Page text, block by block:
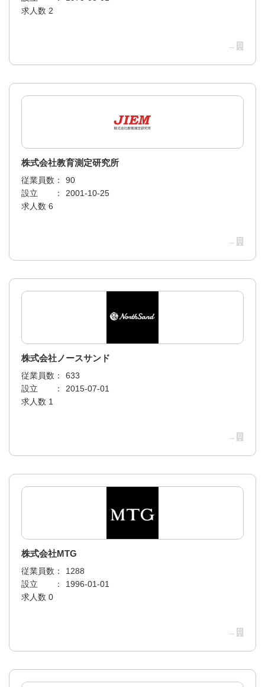
求人数 2
→
株式会社教育測定研究所
従業員数：
90
設立 ：
2001-10-25
求人数 6
→
株式会社ノースサンド
従業員数：
633
設立 ：
2015-07-01
求人数 1
→
株式会社MTG
従業員数：
1288
設立 ：
1996-01-01
求人数 0
→